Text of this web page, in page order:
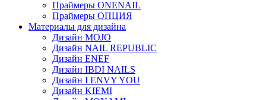
Праймеры ONENAIL
Праймеры ОПЦИЯ
Материалы для дизайна
Дизайн MOJO
Дизайн NAIL REPUBLIC
Дизайн ENEF
Дизайн IBDI NAILS
Дизайн I ENVY YOU
Дизайн KIEMI